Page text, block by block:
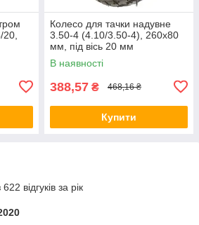
Колесо для тачки надувне
3.50-4 (4.10/3.50-4), 260х80
мм, під вісь 20 мм
В наявності
388,57 ₴ 468,16 ₴
Купити
відгуків за рік